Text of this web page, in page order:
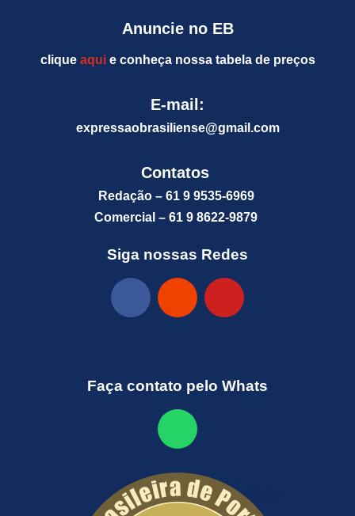
Anuncie no EB
clique aquie conheça nossa tabela de preços
E-mail:
expressaobrasiliense@gmail.com
Contatos
Redação – 61 9 9535-6969
Comercial – 61 9 8622-9879
Siga nossas Redes
Faça contato pelo Whats